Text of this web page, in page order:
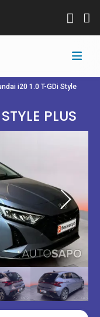
i20 1.0 T-GDi Style
PLUS